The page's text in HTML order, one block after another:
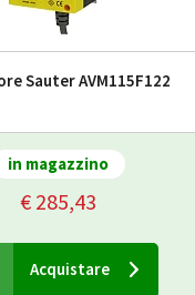
Sauter AVM115F122
in magazzino
€ 285,43
Acquistare